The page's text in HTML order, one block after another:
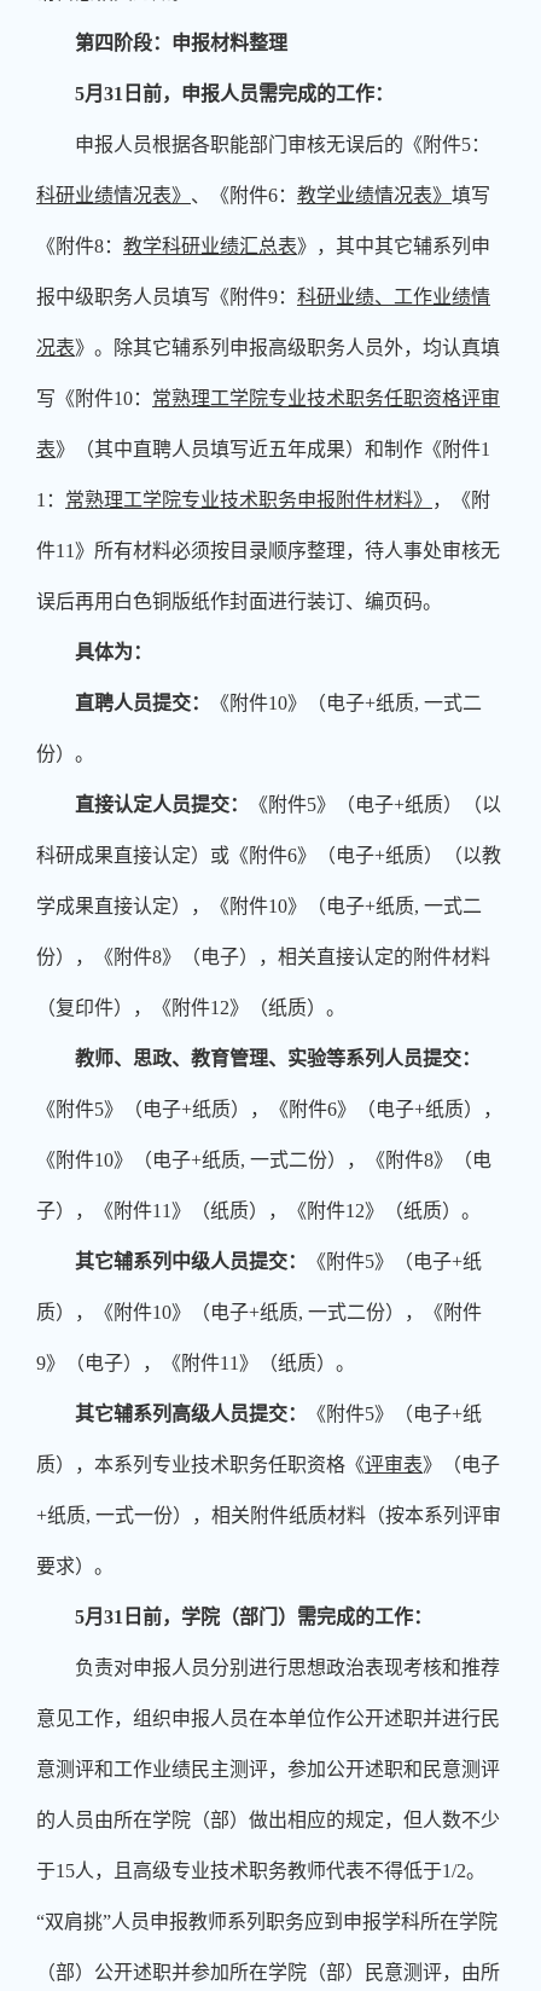
第四阶段：申报材料整理
5月 31 日前，申报人员需完成的工作：
申报人员根据各职能部门审核无误后的《附件5：
科研业绩情况表》 、《附件6： 教学业绩情况表》 填写
《附件8： 教学科研业绩汇总表》，其中其它辅系列申
报中级职务人员填写《附件9： 科研业绩、工作业绩情
况表》。除其它辅系列申报高级职务人员外，均认真填
写《附件10： 常熟理工学院专业技术职务任职资格评审
表》（其中直聘人员填写近五年成果）和制作《附件1
1 ： 常熟理工学院专业技术职务申报附件材料》 ，《附
件11 》所有材料必须按目录顺序整理，待人事处审核无
误后再用白色铜版纸作封面进行装订、编页码。
具体为：
直聘人员提交： 《附件10》（电子+纸质, 一式二
份）。
直接认定人员提交： 《附件5》（电子+纸质）（以
科研成果直接认定）或《附件6》（电子+纸质）（以教
学成果直接认定），《附件10》（电子+纸质, 一式二
份），《附件8》（电子），相关直接认定的附件材料
（复印件），《附件12》（纸质）。
教师、思政、教育管理、实验等系列人员提交：
《附件5》（电子+纸质），《附件6》（电子+纸质），
《附件10》（电子+纸质, 一式二份），《附件8》（电
子），《附件11 》（纸质），《附件12》（纸质）。
其它辅系列中级人员提交： 《附件5》（电子+纸
质），《附件10》（电子+纸质, 一式二份），《附件
9》（电子），《附件11 》（纸质）。
其它辅系列高级人员提交： 《附件5》（电子+纸
质），本系列专业技术职务任职资格《评审表》（电子
+纸质, 一式一份），相关附件纸质材料（按本系列评审
要求）。
5月 31 日前，学院（部门）需完成的工作：
负责对申报人员分别进行思想政治表现考核和推荐
意见工作，组织申报人员在本单位作公开述职并进行民
意测评和工作业绩民主测评，参加公开述职和民意测评
的人员由所在学院（部）做出相应的规定，但人数不少
于15人，且高级专业技术职务教师代表不得低于1/2。
“双肩挑”人员申报教师系列职务应到申报学科所在学院
（部）公开述职并参加所在学院（部）民意测评，由所